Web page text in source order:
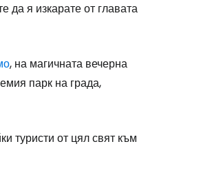
да я изкарате от главата
, на магичната вечерна
парк на града,
туристи от цял свят към